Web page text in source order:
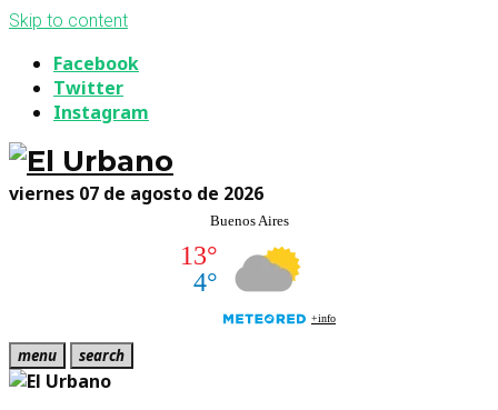
Skip to content
Facebook
Twitter
Instagram
viernes 07 de agosto de 2026
menu search